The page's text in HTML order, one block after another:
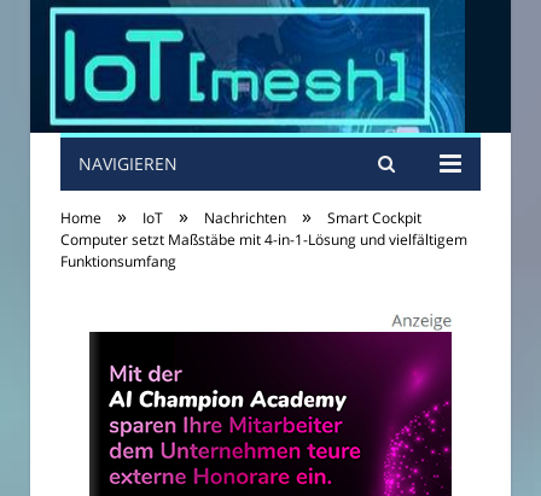
NAVIGIEREN
Home » IoT » Nachrichten »
Smart Cockpit
Computer setzt Maßstäbe mit 4-in-1-Lösung und vielfältigem
Funktionsumfang